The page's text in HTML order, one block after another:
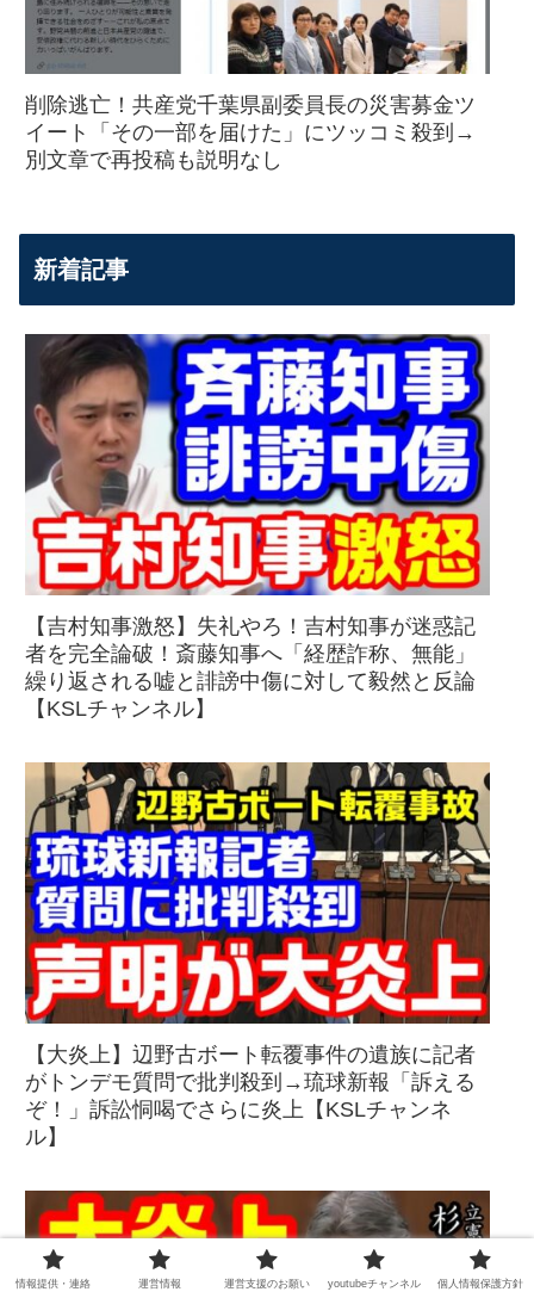
削除逃亡！共産党千葉県副委員長の災害募金ツ
イート「その一部を届けた」にツッコミ殺到→
別文章で再投稿も説明なし
新着記事
【吉村知事激怒】失礼やろ！吉村知事が迷惑記
者を完全論破！斎藤知事へ「経歴詐称、無能」
繰り返される嘘と誹謗中傷に対して毅然と反論
【KSLチャンネル】
【大炎上】辺野古ボート転覆事件の遺族に記者
がトンデモ質問で批判殺到→琉球新報「訴える
ぞ！」訴訟恫喝でさらに炎上【KSLチャンネ
ル】
情報提供・連絡 運営情報 運営支援のお願い youtubeチャンネル 個人情報保護方針